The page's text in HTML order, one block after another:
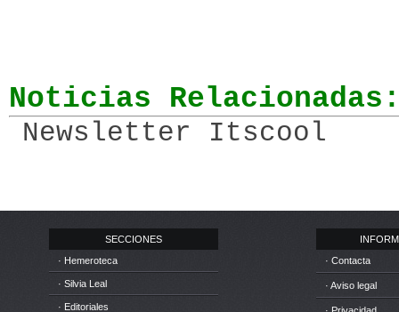
Noticias
Newsletter Itscool
SECCIONES
· Hemeroteca
· Silvia Leal
· Editoriales
· Contacta
· Aviso legal